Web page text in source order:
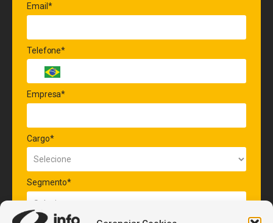
Email*
Telefone*
Empresa*
Cargo*
Segmento*